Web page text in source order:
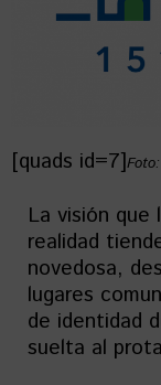
[quads id=7]
La visión
realidad
novedosa,
lugares
de identidad
suelta al